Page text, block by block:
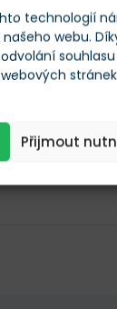
technologií
webu.
Přijmout
-33,27 %